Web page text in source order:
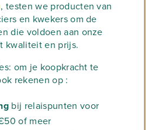
, testen we producten van
en kwekers om de
die voldoen aan onze
kwaliteit en prijs.
om je koopkracht te
rekenen op :
bij relaispunten voor
of meer